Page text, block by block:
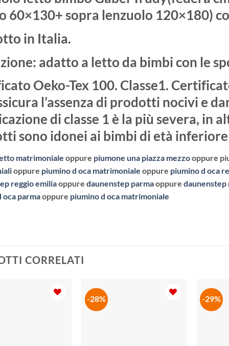
60×130+ sopra lenzuolo 120×180)
in Italia.
adatto a letto da bimbi con le
Oeko-Tex 100. Classe1.
l’assenza di prodotti nocivi e
di classe 1 è la più severa, in
sono idonei ai bimbi di età inferiore
matrimoniale oppure piumone una piazza mezzooppure
oppure piumino d oca matrimoniale oppure piumino d oca
reggio emiliaoppure daunenstep parmaoppure daunenstep
oca parmaoppure piumino d oca matrimoniale
CORRELATI
-28% -29%